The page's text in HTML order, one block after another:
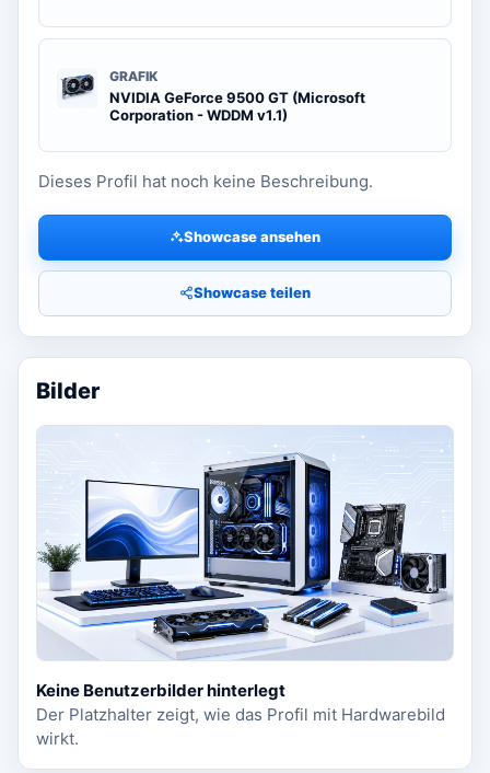
GRAFIK
NVIDIA GeForce 9500 GT (Microsoft
Corporation - WDDM v1.1)
Dieses Profil hat noch keine Beschreibung.
Showcase ansehen
Showcase teilen
Bilder
Keine Benutzerbilder hinterlegt
Der Platzhalter zeigt, wie das Profil mit Hardwarebild
wirkt.